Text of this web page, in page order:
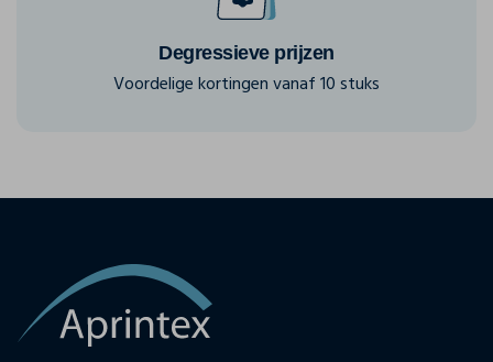
Degressieve prijzen
Voordelige kortingen vanaf 10 stuks